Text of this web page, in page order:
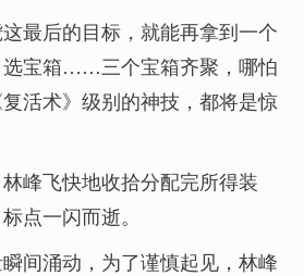
最后的目标，就能再拿到一个
选宝箱……三个宝箱齐聚，哪怕
活术》级别的神技，都将是惊
峰飞快地收拾分配完所得装
点一闪而逝。
间涌动，为了谨慎起见，林峰